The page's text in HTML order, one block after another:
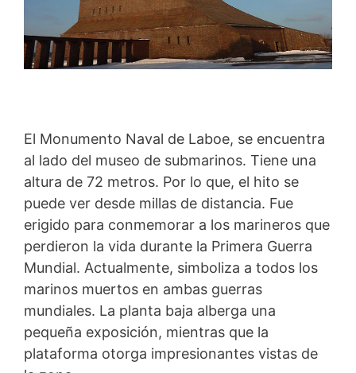
El Monumento Naval de Laboe, se encuentra
al lado del museo de submarinos. Tiene una
altura de 72 metros. Por lo que, el hito se
puede ver desde millas de distancia. Fue
erigido para conmemorar a los marineros que
perdieron la vida durante la Primera Guerra
Mundial. Actualmente, simboliza a todos los
marinos muertos en ambas guerras
mundiales. La planta baja alberga una
pequeña exposición, mientras que la
plataforma otorga impresionantes vistas de